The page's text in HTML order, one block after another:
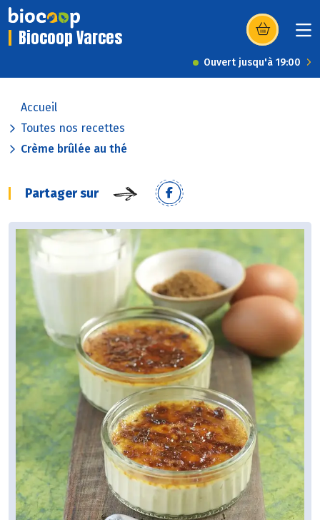
Biocoop Varces (s’ouvre dans
Ouvert jusqu'à 19:00
Accueil
Toutes nos recettes
Crème brûlée au thé
Partager sur